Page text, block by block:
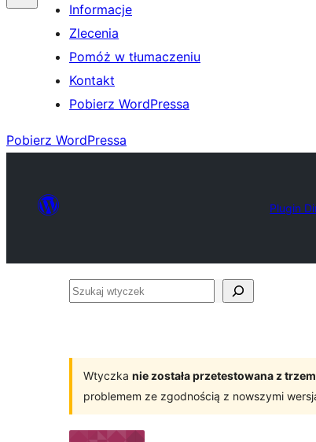
Informacje
Zlecenia
Pomóż w tłumaczeniu
Kontakt
Pobierz WordPressa
Pobierz WordPressa
Plugin
Szukaj
Wtyczka nie została przetestowana z
problemem ze zgodnością z nowszymi